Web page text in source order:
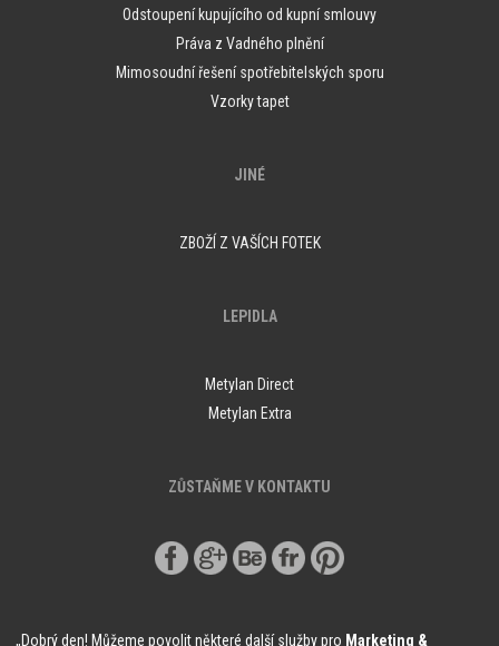
Odstoupení kupujícího od kupní smlouvy
Práva z Vadného plnění
Mimosoudní řešení spotřebitelských sporu
Vzorky tapet
JINÉ
ZBOŽÍ Z VAŠÍCH FOTEK
LEPIDLA
Metylan Direct
Metylan Extra
ZŮSTAŇME V KONTAKTU
„Dobrý den! Můžeme povolit některé další služby pro Marketing &